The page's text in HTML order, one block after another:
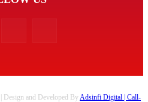
| Design and Developed ByAdsinfi Digital | Call-